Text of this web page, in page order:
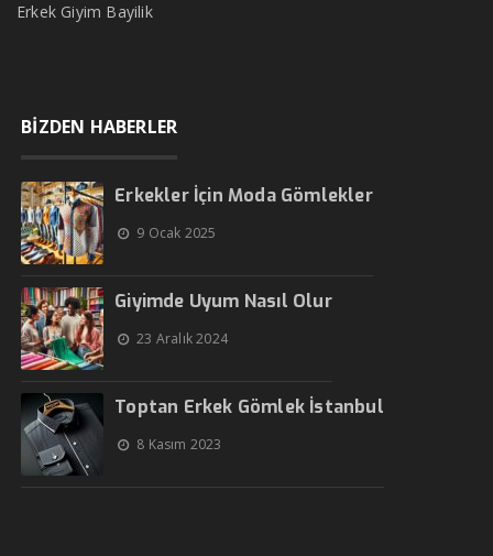
Erkek Giyim Bayilik
BİZDEN HABERLER
Erkekler İçin Moda Gömlekler
9 Ocak 2025
Giyimde Uyum Nasıl Olur
23 Aralık 2024
Toptan Erkek Gömlek İstanbul
8 Kasım 2023